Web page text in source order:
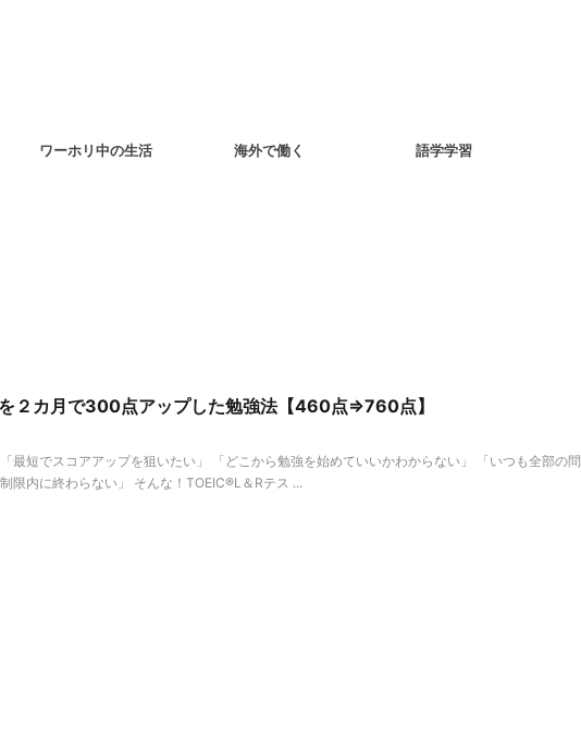
ワーホリ中の生活 海外で働く 語学学習
２カ月で300点アップした勉強法【460点⇒760点】
「最短でスコアアップを狙いたい」 「どこから勉強を始めていいかわからない」 「いつも全部の問
限内に終わらない」 そんな！TOEIC®L＆Rテス ...